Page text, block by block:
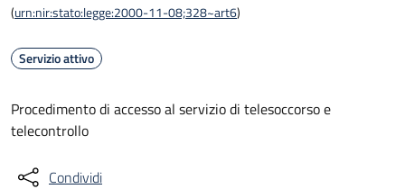
(urn:nir:stato:legge:2000-11-08;328~art6)
Servizio attivo
Procedimento di accesso al servizio di telesoccorso e
telecontrollo
Condividi